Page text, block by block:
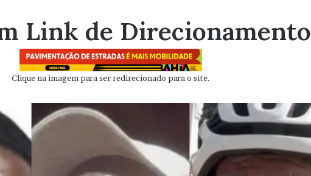
Link de Direcionamento
Clique na imagem para ser redirecionado para o site.